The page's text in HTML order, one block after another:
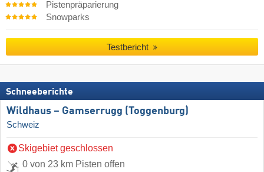
Pistenpräparierung
Snowparks
Testbericht
Schneeberichte
Wildhaus – Gamserrugg (Toggenburg)
Schweiz
Skigebiet geschlossen
0 von 23 km Pisten offen